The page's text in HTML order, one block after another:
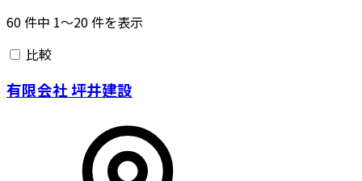
60件中 1〜20件を表示
比較
有限会社 坪井建設